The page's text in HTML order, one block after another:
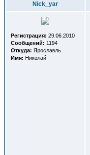
Nick_yar
Регистрация: 29.06.2010
Сообщений: 1194
Откуда: Ярославль
Имя: Николай